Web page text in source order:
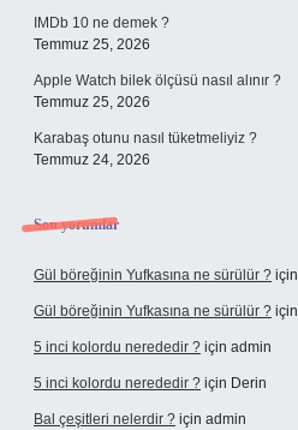
IMDb 10 ne demek ?
Temmuz 25, 2026
Apple Watch bilek ölçüsü nasıl alınır ?
Temmuz 25, 2026
Karabaş otunu nasıl tüketmeliyiz ?
Temmuz 24, 2026
Son yorumlar
Gül böreğinin Yufkasına ne sürülür ? için
Gül böreğinin Yufkasına ne sürülür ? için
5 inci kolordu nerededir ? için admin
5 inci kolordu nerededir ? için Derin
Bal çeşitleri nelerdir ? için admin